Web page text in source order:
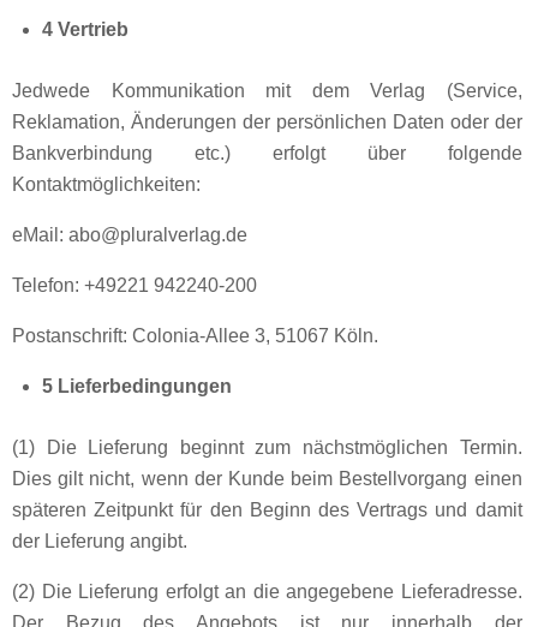
4 Vertrieb
Jedwede Kommunikation mit dem Verlag (Service,
Reklamation, Änderungen der persönlichen Daten oder der
Bankverbindung etc.) erfolgt über folgende
Kontaktmöglichkeiten:
eMail: abo@pluralverlag.de
Telefon: +49221 942240-200
Postanschrift: Colonia-Allee 3, 51067 Köln.
5 Lieferbedingungen
(1) Die Lieferung beginnt zum nächstmöglichen Termin.
Dies gilt nicht, wenn der Kunde beim Bestellvorgang einen
späteren Zeitpunkt für den Beginn des Vertrags und damit
der Lieferung angibt.
(2) Die Lieferung erfolgt an die angegebene Lieferadresse.
Der Bezug des Angebots ist nur innerhalb der